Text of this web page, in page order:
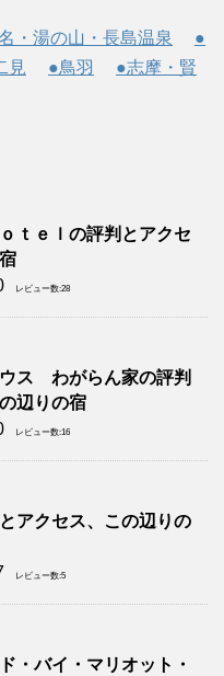
・湯の山・長島温泉
●
見 ●鳥羽
●志摩・賢
ｔｅｌの評判とアクセ
レビュー数:28
ス わがらん家の評判
辺りの宿
レビュー数:16
アクセス、この辺りの
レビュー数:5
・バイ・マリオット・